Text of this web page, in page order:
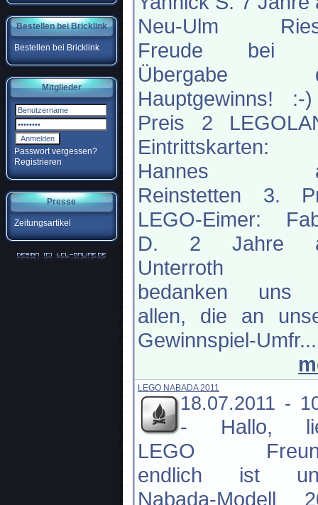
Bestellen bei Bricklink
Bestellen bei Bricklink
Mitglieder
Passwort vergessen?
Registrieren
Presse
Zeitungsartikel
Neu-Ulm
Freude bei
Übergabe
Hauptgewinns!
Preis 2
Hannes
Reinstetten 3.
LEGO-Eimer:
D. 2 Jahre
Unterroth
bedanken uns
allen, die an
Gewinnspiel-Umfr...
LEGO NABADA 2011
18.07.2011 -
- Hallo,
LEGO
endlich ist
Nabada-Modell